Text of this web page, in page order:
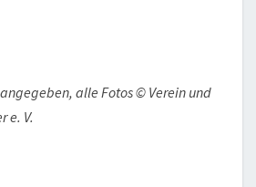
alle Fotos © Verein und
e. V.